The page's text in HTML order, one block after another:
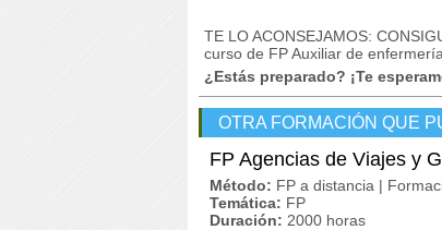
TE LO ACONSEJAMOS:
curso de FP Auxiliar de
¿Estás preparado? ¡Te
OTRA FORMACIÓN QUE
FP Agencias de Viajes y
Método: FP a distancia |
Temática: FP
Duración: 2000 horas